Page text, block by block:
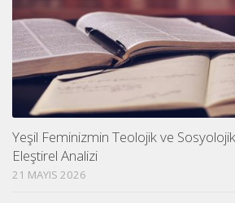
Yeşil Feminizmin Teolojik ve Sosyolojik
Eleştirel Analizi
21 MAYIS 2026